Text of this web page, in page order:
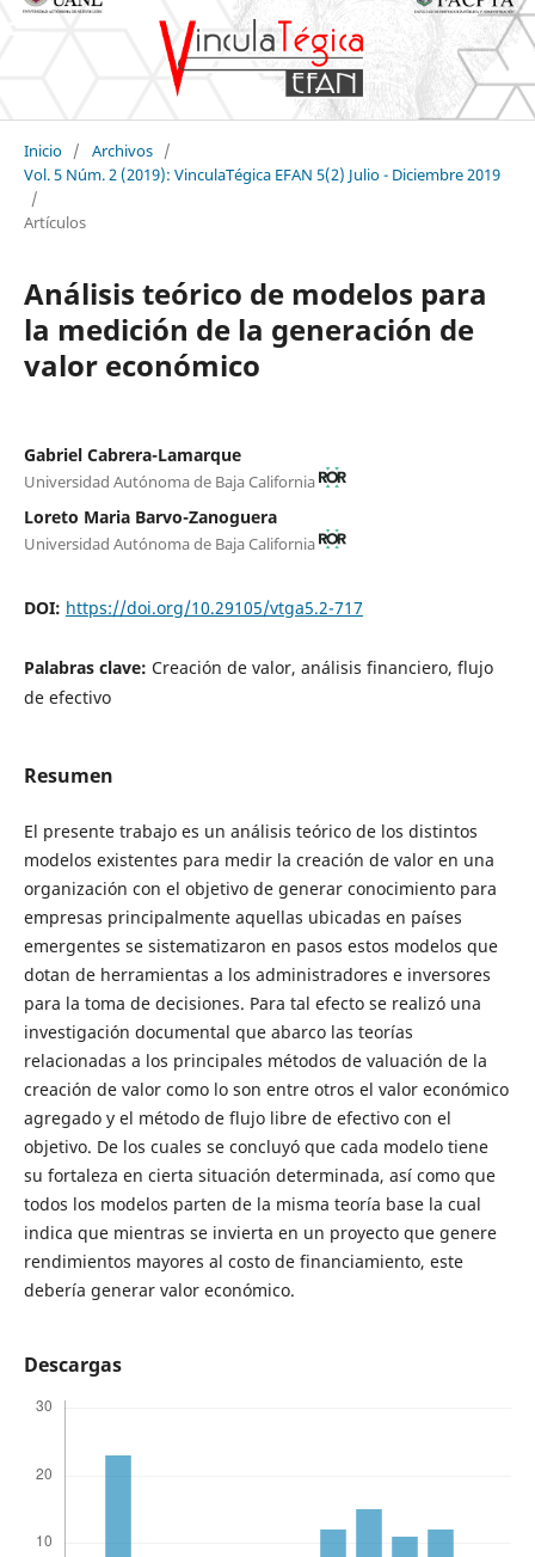
Inicio / Archivos /
Vol. 5 Núm. 2 (2019): VinculaTégica EFAN 5(2) Julio - Diciembre 2019
/
Artículos
Análisis teórico de modelos para
la medición de la generación de
valor económico
Gabriel Cabrera-Lamarque
Universidad Autónoma de Baja California
Loreto Maria Barvo-Zanoguera
Universidad Autónoma de Baja California
DOI: https://doi.org/10.29105/vtga5.2-717
Palabras clave: Creación de valor, análisis financiero, flujo
de efectivo
Resumen
El presente trabajo es un análisis teórico de los distintos
modelos existentes para medir la creación de valor en una
organización con el objetivo de generar conocimiento para
empresas principalmente aquellas ubicadas en países
emergentes se sistematizaron en pasos estos modelos que
dotan de herramientas a los administradores e inversores
para la toma de decisiones. Para tal efecto se realizó una
investigación documental que abarco las teorías
relacionadas a los principales métodos de valuación de la
creación de valor como lo son entre otros el valor económico
agregado y el método de flujo libre de efectivo con el
objetivo. De los cuales se concluyó que cada modelo tiene
su fortaleza en cierta situación determinada, así como que
todos los modelos parten de la misma teoría base la cual
indica que mientras se invierta en un proyecto que genere
rendimientos mayores al costo de financiamiento, este
debería generar valor económico.
Descargas